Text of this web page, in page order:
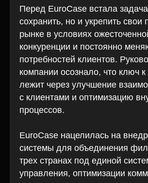
Перед EuroCase встала
сохранить, но и укрепить свои
рынке в условиях
конкуренции и постоянно
потребностей клиентов.
компании осознало, что ключ к
лежит через улучшение
с клиентами и оптимизацию
процессов.
EuroCase нацелилась на
системы для объединения
трех странах под единой
управления, оптимизации